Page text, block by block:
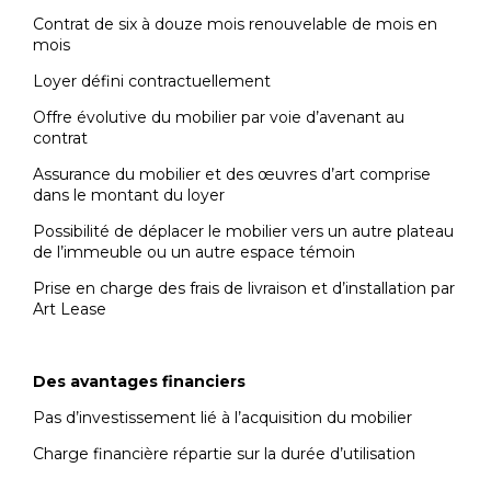
Contrat de six à douze mois renouvelable de mois en
mois
Loyer défini contractuellement
Offre évolutive du mobilier par voie d’avenant au
contrat
Assurance du mobilier et des œuvres d’art comprise
dans le montant du loyer
Possibilité de déplacer le mobilier vers un autre plateau
de l’immeuble ou un autre espace témoin
Prise en charge des frais de livraison et d’installation par
Art Lease
Des avantages financiers
Pas d’investissement lié à l’acquisition du mobilier
Charge financière répartie sur la durée d’utilisation